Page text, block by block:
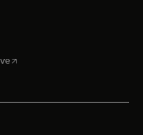
dans un nouvel onglet
dans un nouvel onglet
s’ouvre dans un nouvel